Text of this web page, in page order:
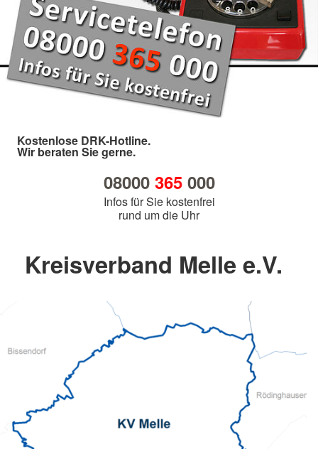
Kostenlose DRK-Hotline.
Wir beraten Sie gerne.
08000 365000
Infos für Sie kostenfrei
rund um die Uhr
Kreisverband Melle e.V.